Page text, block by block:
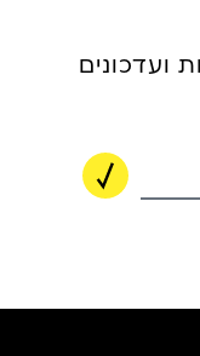
ועדכונים